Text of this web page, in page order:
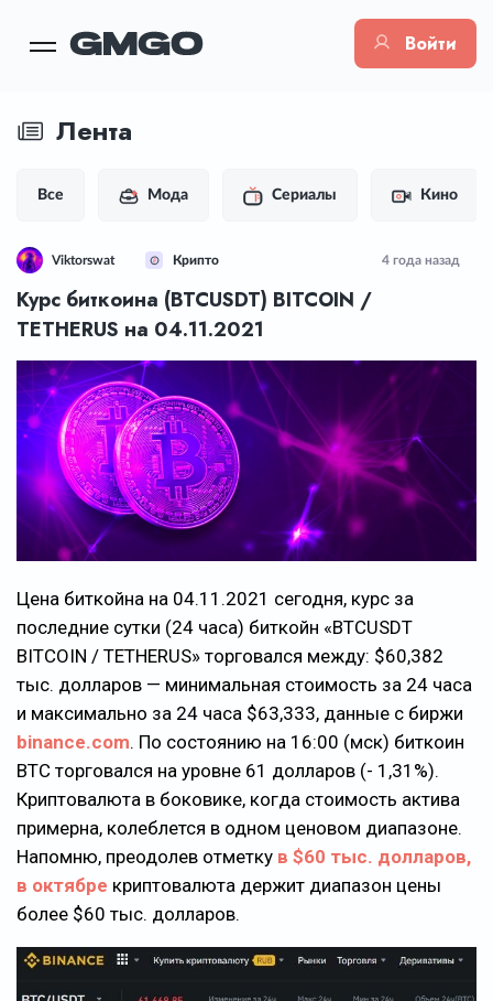
Войти
Лента
Все Мода Сериалы Кино
Viktorswat Крипто 4 года назад
Курс биткоина (BTCUSDT) BITCOIN /
TETHERUS на 04.11.2021
Цена биткойна на 04.11.2021 сегодня, курс за
последние сутки (24 часа) биткойн «BTCUSDT
BITCOIN / TETHERUS» торговался между: $60,382
тыс. долларов — минимальная стоимость за 24 часа
и максимально за 24 часа $63,333, данные с биржи
binance.com. По состоянию на 16:00 (мск) биткоин
BTC торговался на уровне 61 долларов (- 1,31%).
Криптовалюта в боковике, когда стоимость актива
примерна, колеблется в одном ценовом диапазоне.
Напомню, преодолев отметку в $60 тыс. долларов,
в октябре криптовалюта держит диапазон цены
более $60 тыс. долларов.